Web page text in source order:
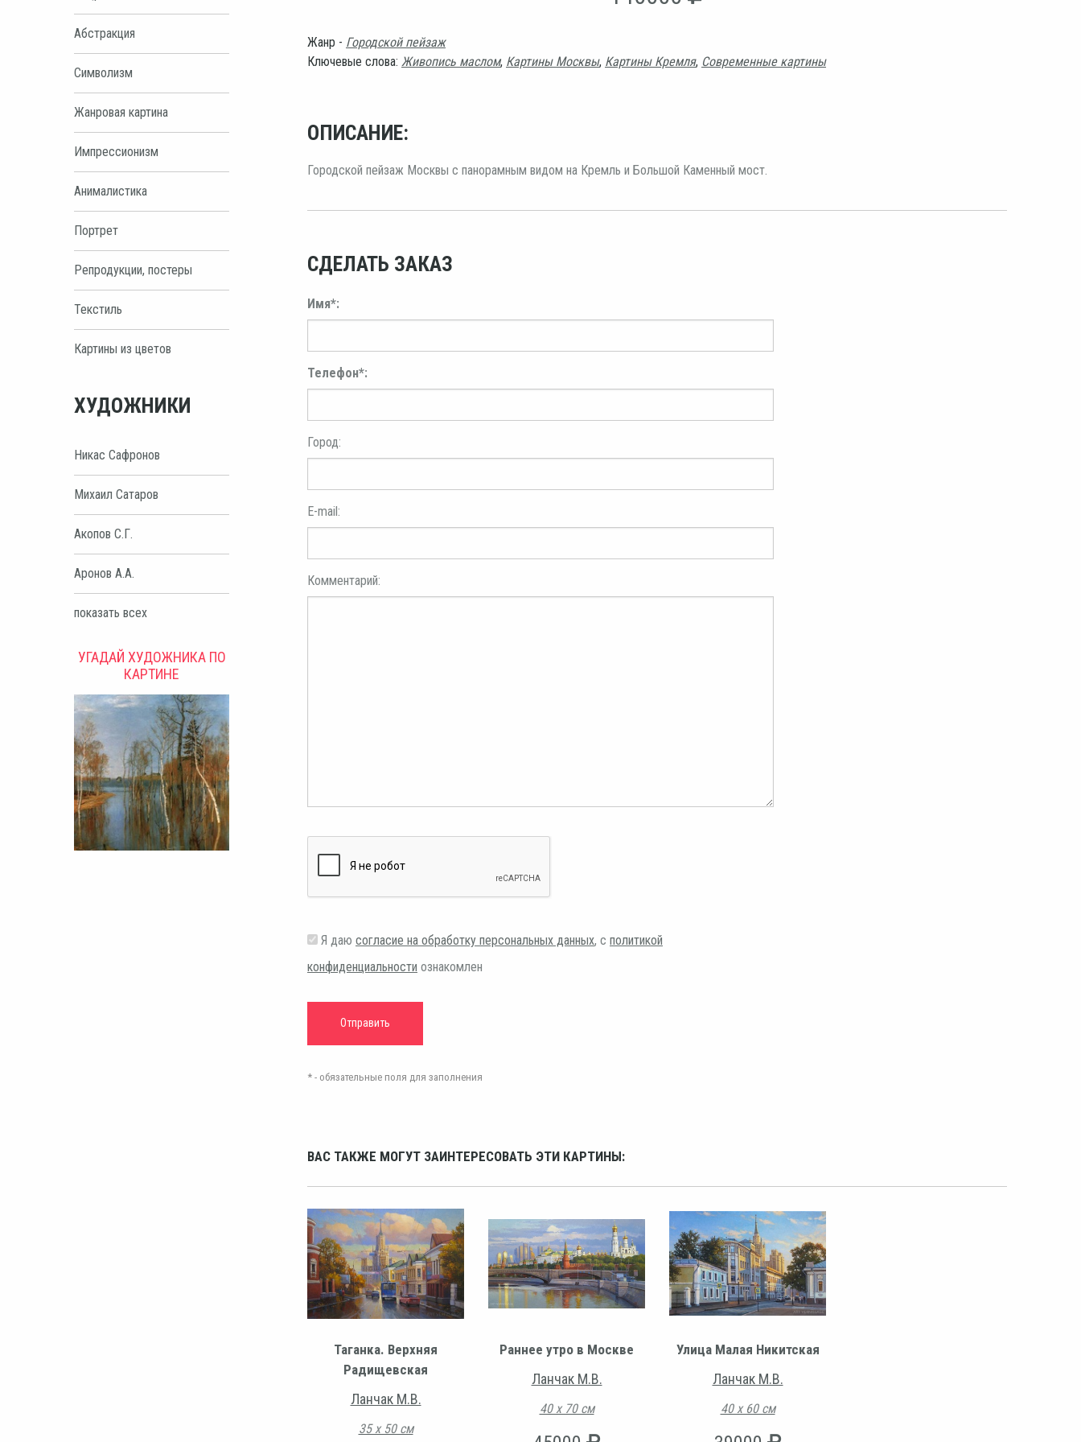
Абстракция
Символизм
Жанровая картина
Импрессионизм
Анималистика
Портрет
Репродукции, постеры
Текстиль
Картины из цветов
ХУДОЖНИКИ
Никас Сафронов
Михаил Сатаров
Акопов С.Г.
Аронов А.А.
показать всех
УГАДАЙ ХУДОЖНИКА ПО
КАРТИНЕ
Жанр - Городской пейзаж
Ключевые слова: Живопись маслом, Картины Москвы, Картины Кремля, Современные картины
ОПИСАНИЕ:
Городской пейзаж Москвы с панорамным видом на Кремль и Большой Каменный мост.
СДЕЛАТЬ ЗАКАЗ
Имя*:
Телефон*:
Город:
E-mail:
Комментарий:
Я даю согласие на обработку персональных данных, с политикой
конфиденциальности ознакомлен
* - обязательные поля для заполнения
ВАС ТАКЖЕ МОГУТ ЗАИНТЕРЕСОВАТЬ ЭТИ КАРТИНЫ:
Таганка. Верхняя
Радищевская
Ланчак М.В.
35 х 50 см
Раннее утро в Москве
Ланчак М.В.
40 х 70 см
Улица Малая Никитская
Ланчак М.В.
40 х 60 см